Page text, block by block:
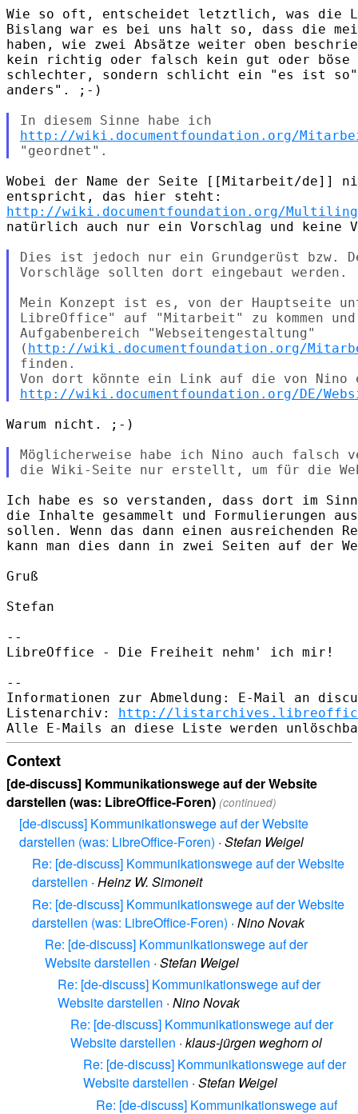
Wie so oft, entscheidet letztlich, was die
Bislang war es bei uns halt so, dass die
haben, wie zwei Absätze weiter oben
kein richtig oder falsch kein gut oder böse
schlechter, sondern schlicht ein "es ist
anders". ;-)
http://wiki.documentfoundation.org/
Wobei der Name der Seite [[Mitarbeit/de]]
http://wiki.documentfoundation.org/
natürlich auch nur ein Vorschlag und keine
Dies ist jedoch nur ein Grundgerüst bzw.
Vorschläge sollten dort eingebaut werden.
Mein Konzept ist es, von der Hauptseite
LibreOffice" auf "Mitarbeit" zu kommen
Aufgabenbereich "Webseitengestaltung"
( http://wiki.documentfoundation.org/
finden.
http://wiki.documentfoundation.org/DE/
Warum nicht. ;-)
Möglicherweise habe ich Nino auch falsch
Ich habe es so verstanden, dass dort im
die Inhalte gesammelt und Formulierungen
sollen. Wenn das dann einen ausreichenden
kann man dies dann in zwei Seiten auf der
Gruß
Stefan
--
LibreOffice - Die Freiheit nehm' ich mir!
--
Informationen zur Abmeldung: E-Mail an
Listenarchiv: http://
Context
[de-discuss] Kommunikationswege auf der Website
darstellen (was: LibreOffice-Foren) (continued)
[de-discuss] Kommunikationswege auf der Website
darstellen (was: LibreOffice-Foren) · Stefan Weigel
Re: [de-discuss] Kommunikationswege auf der Website
darstellen · Heinz W. Simoneit
Re: [de-discuss] Kommunikationswege auf der Website
darstellen (was: LibreOffice-Foren) · Nino Novak
Re: [de-discuss] Kommunikationswege auf der
Website darstellen · Stefan Weigel
Re: [de-discuss] Kommunikationswege auf der
Website darstellen · Nino Novak
Re: [de-discuss] Kommunikationswege auf der
Website darstellen · klaus-jürgen weghorn ol
Re: [de-discuss] Kommunikationswege auf der
Website darstellen · Stefan Weigel
Re: [de-discuss] Kommunikationswege auf